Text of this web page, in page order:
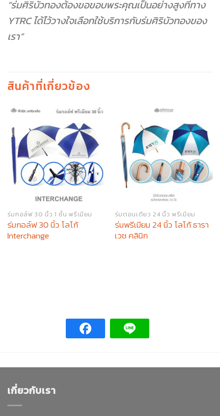
“ร่มศิริบัวทองต้องขอขอบพระคุณเป็นอย่างสูงที่ทาง
YTRC ได้ไว้วางใจเลือกใช้บริการกับร่มศิริบัวทองของ
เรา”
สินค้าที่เกี่ยวข้อง
ร่มกอล์ฟ 30 นิ้ว 1 ชั้น พรีเมียม
ร่มกอล์ฟ 30 นิ้ว โลโก้
Interchange
ร่มตอนเดียว 24 นิ้ว พรีเมียม
ร่มพรีเมียม 24 นิ้ว โลโก้ ธารา
เวช คลินิก
เกี่ยวกับเรา